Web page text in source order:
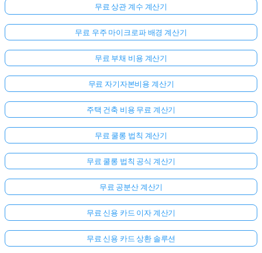
무료 상관 계수 계산기
무료 우주 마이크로파 배경 계산기
무료 부채 비용 계산기
무료 자기자본비용 계산기
주택 건축 비용 무료 계산기
무료 쿨롱 법칙 계산기
무료 쿨롱 법칙 공식 계산기
무료 공분산 계산기
무료 신용 카드 이자 계산기
무료 신용 카드 상환 솔루션